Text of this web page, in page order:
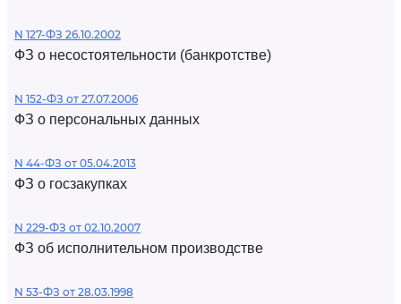
N 127-ФЗ 26.10.2002
ФЗ о несостоятельности (банкротстве)
N 152-ФЗ от 27.07.2006
ФЗ о персональных данных
N 44-ФЗ от 05.04.2013
ФЗ о госзакупках
N 229-ФЗ от 02.10.2007
ФЗ об исполнительном производстве
N 53-ФЗ от 28.03.1998